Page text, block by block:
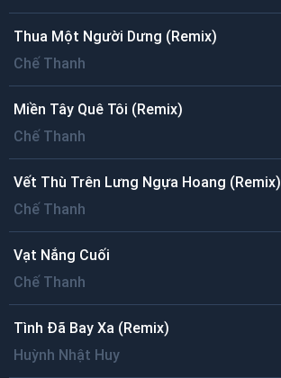
Thua Một Người Dưng (Remix)
Chế Thanh
Miền Tây Quê Tôi (Remix)
Chế Thanh
Vết Thù Trên Lưng Ngựa Hoang (Remix)
Chế Thanh
Vạt Nắng Cuối
Chế Thanh
Tình Đã Bay Xa (Remix)
Huỳnh Nhật Huy